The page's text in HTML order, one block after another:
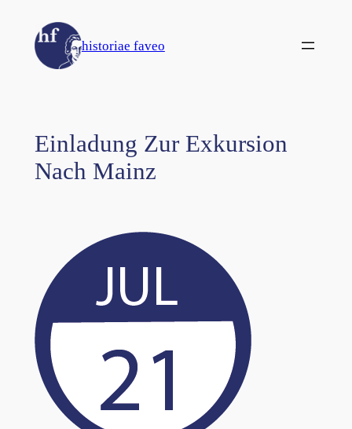
Inhalt
springen
historiae faveo
Einladung Zur Exkursion
Nach Mainz